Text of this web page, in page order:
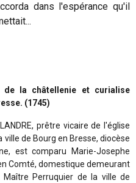
dans l'espérance qu'il
la châtellenie et curialise
(1745)
prêtre vicaire de l'église
ville de Bourg en Bresse, diocèse
est comparu Marie-Josephe
Comté, domestique demeurant
Maître Perruquier de la ville de